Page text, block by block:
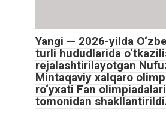
Yangi — 2026-yilda
turli hududlarida
rejalashtirilayotgan
Mintaqaviy xalqaro
ro‘yxati Fan
tomonidan